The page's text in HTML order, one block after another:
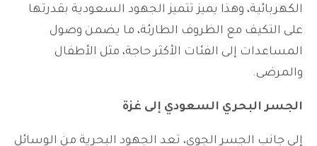
الكهربائية، وهذا يميز تتميز الجهود السعودية بقدرتها
على التكيف مع الظروف الطارئة، ما يضمن وصول
المساعدات إلى الفئات الأكثر حاجة، مثل الأطفال
والمرضى.
الجسر البحري السعودي إلى غزة
إلى جانب الجسر الجوي، تعد الجهود البحرية من الوسائل